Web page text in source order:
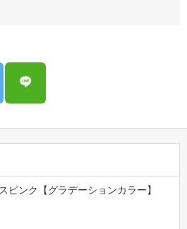
ピンク【グラデーションカラー】